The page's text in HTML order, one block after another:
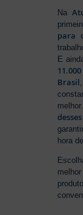
Na
para
E
Brasil
hora